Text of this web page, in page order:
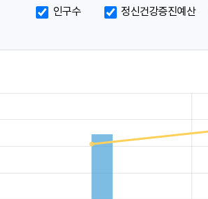
콘
인구수
정신건강증진예산